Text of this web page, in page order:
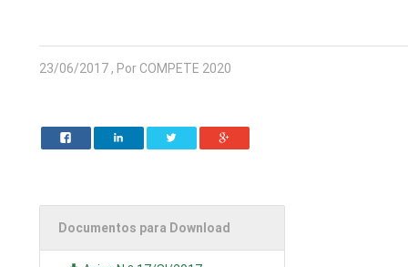
23/06/2017 , Por COMPETE 2020
Documentos para Download